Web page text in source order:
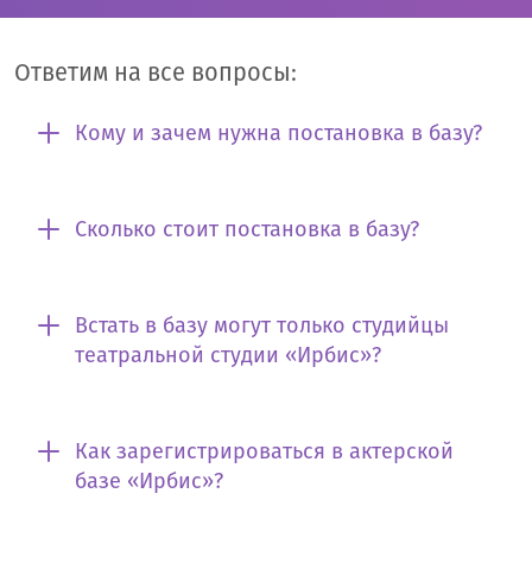
Ответим на все вопросы:
Кому и зачем нужна постановка в базу?
Сколько стоит постановка в базу?
Встать в базу могут только студийцы
театральной студии «Ирбис»?
Как зарегистрироваться в актерской
базе «Ирбис»?